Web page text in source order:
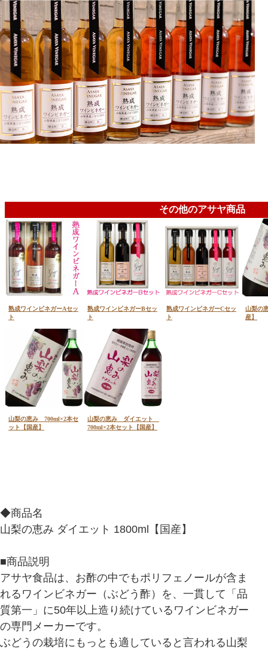
◆商品名
山梨の恵み ダイエット 1800ml【国産】
■商品説明
アサヤ食品は、お酢の中でもポリフェノールが含ま
れるワインビネガー（ぶどう酢）を、一貫して「品
質第一」に50年以上造り続けているワインビネガー
の専門メーカーです。
ぶどうの栽培にもっとも適していると言われる山梨